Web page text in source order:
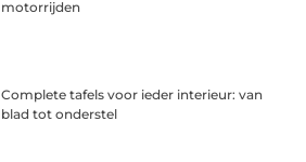
motorrijden
Complete tafels voor ieder interieur: van
blad tot onderstel